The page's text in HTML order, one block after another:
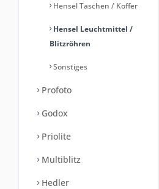
Hensel Taschen / Koffer
Hensel Leuchtmittel /
Blitzröhren
Sonstiges
Profoto
Godox
Priolite
Multiblitz
Hedler